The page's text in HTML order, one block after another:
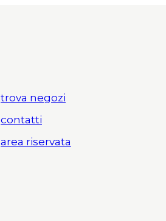
trova negozi
contatti
area riservata